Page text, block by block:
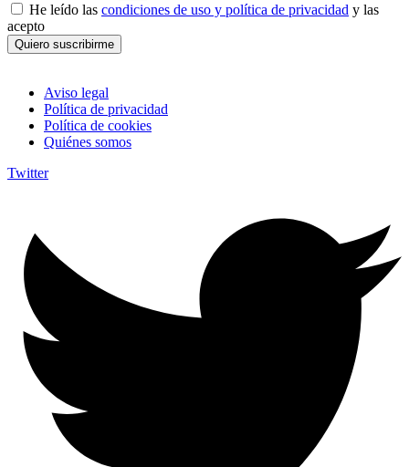
He leído las condiciones de uso y política de privacidad y las
acepto
Quiero suscribirme
Aviso legal
Política de privacidad
Política de cookies
Quiénes somos
Twitter